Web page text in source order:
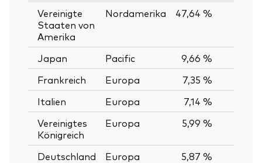
Vereinigte
Staaten von
Amerika
Nordamerika 47,64 %
Japan Pacific
9,66 %
Frankreich
Europa
7,35 %
Italien
Europa
7,14 %
Vereinigtes
Königreich
Europa 5,99 %
Deutschland Europa
5,87 %